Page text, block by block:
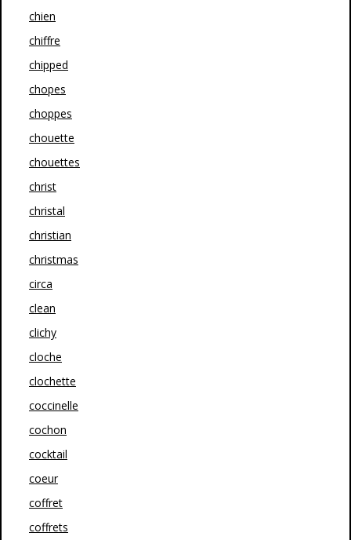
chien
chiffre
chipped
chopes
choppes
chouette
chouettes
christ
christal
christian
christmas
circa
clean
clichy
cloche
clochette
coccinelle
cochon
cocktail
coeur
coffret
coffrets